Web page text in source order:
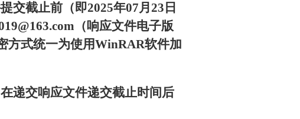
交截止前（即2025年07月23日
（响应文件电子版
方式统一为使用WinRAR软件加
递交响应文件递交截止时间后